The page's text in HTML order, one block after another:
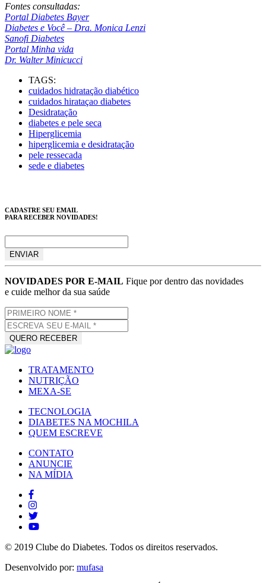
Fontes consultadas:
Portal Diabetes Bayer
Diabetes e Você – Dra. Monica Lenzi
Sanofi Diabetes
Portal Minha vida
Dr. Walter Minicucci
TAGS:
cuidados hidratação diabético
cuidados hirataçao diabetes
Desidratação
diabetes e pele seca
Hiperglicemia
hiperglicemia e desidratação
pele ressecada
sede e diabetes
CADASTRE SEU EMAIL
PARA RECEBER NOVIDADES!
NOVIDADES POR E-MAIL Fique por dentro das novidades
e cuide melhor da sua saúde
TRATAMENTO
NUTRIÇÃO
MEXA-SE
TECNOLOGIA
DIABETES NA MOCHILA
QUEM ESCREVE
CONTATO
ANUNCIE
NA MÍDIA
© 2019 Clube do Diabetes. Todos os direitos reservados.
Desenvolvido por: mufasa